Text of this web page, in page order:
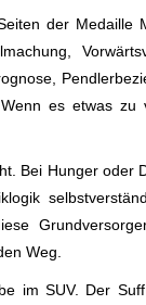
der Medaille
es etwas
Bei Hunger oder
Weg.
im SUV. Der